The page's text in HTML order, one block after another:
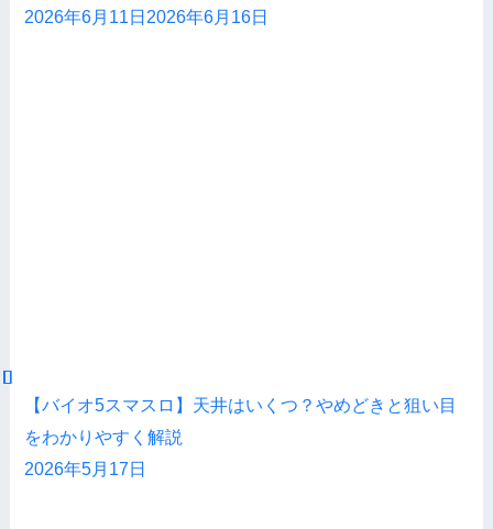
2026年6月11日 2026年6月16日
【バイオ5スマスロ】天井はいくつ？やめどきと狙い目
をわかりやすく解説
2026年5月17日